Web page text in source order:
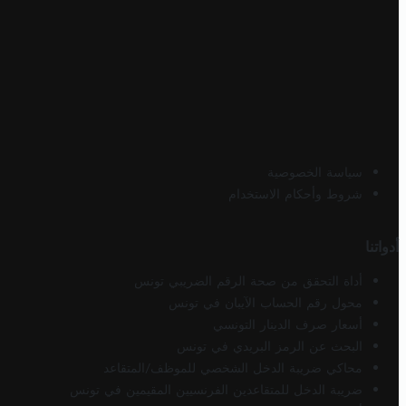
سياسة الخصوصية
شروط وأحكام الاستخدام
أدواتنا
أداة التحقق من صحة الرقم الضريبي تونس
محول رقم الحساب الآيبان في تونس
أسعار صرف الدينار التونسي
البحث عن الرمز البريدي في تونس
محاكي ضريبة الدخل الشخصي للموظف/المتقاعد
ضريبة الدخل للمتقاعدين الفرنسيين المقيمين في تونس